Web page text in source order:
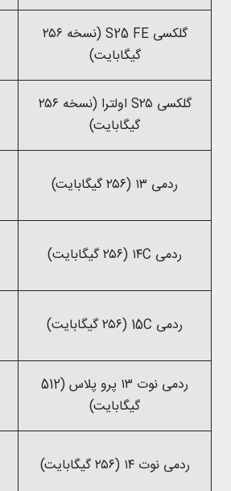
گلکسی S25 FE (نسخه ۲۵۶
گیگابایت)
گلکسی S۲۵ اولترا (نسخه ۲۵۶
گیگابایت)
ردمی ۱۳ (۲۵۶ گیگابایت)
ردمی ۱۴C (۲۵۶ گیگابایت)
ردمی 15C (۲۵۶ گیگابایت)
ردمی نوت ۱۳ پرو پلاس (512
گیگابایت)
ردمی نوت ۱۴ (۲۵۶ گیگابایت)